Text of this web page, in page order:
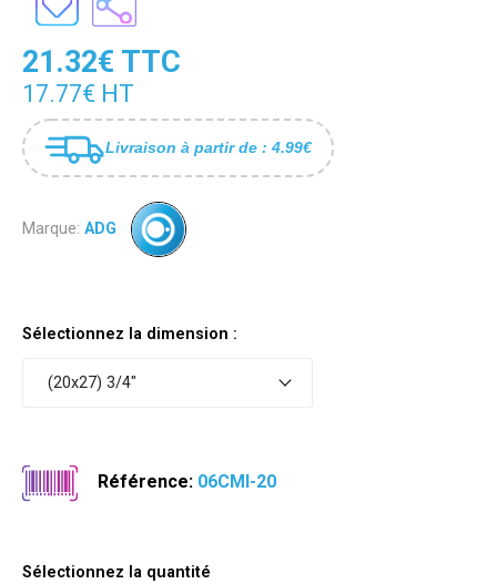
21.32€ TTC
17.77€ HT
Livraison à partir de : 4.99€
Marque: ADG
Sélectionnez la dimension :
(20x27) 3/4"
Référence: 06CMI-20
Sélectionnez la quantité